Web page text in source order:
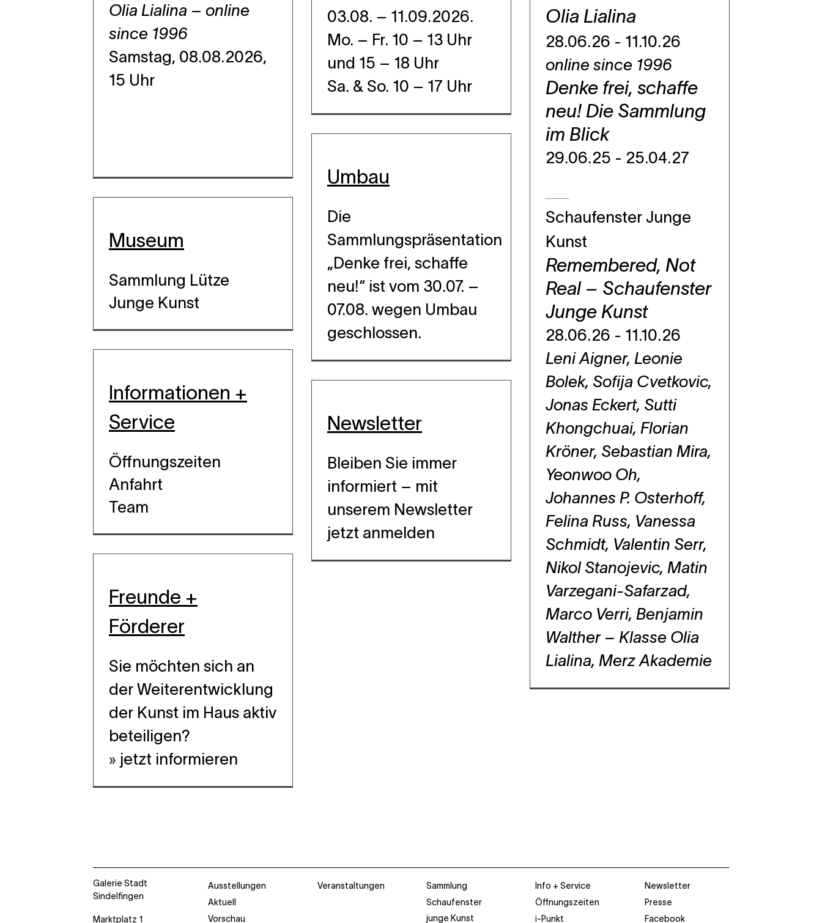
Olia Lialina – online
since 1996
Samstag, 08.08.2026,
15 Uhr
03.08. – 11.09.2026.
Mo. – Fr. 10 – 13 Uhr
und 15 – 18 Uhr
Sa. & So. 10 – 17 Uhr
Olia Lialina
28.06.26 - 11.10.26
online since 1996
Denke frei, schaffe
neu! Die Sammlung
im Blick
29.06.25 - 25.04.27
Schaufenster Junge
Kunst
Remembered, Not
Real – Schaufenster
Junge Kunst
28.06.26 - 11.10.26
Leni Aigner, Leonie
Bolek, Sofija Cvetkovic,
Jonas Eckert, Sutti
Khongchuai, Florian
Kröner, Sebastian Mira,
Yeonwoo Oh,
Johannes P. Osterhoff,
Felina Russ, Vanessa
Schmidt, Valentin Serr,
Nikol Stanojevic, Matin
Varzegani-Safarzad,
Marco Verri, Benjamin
Walther – Klasse Olia
Lialina, Merz Akademie
Umbau
Die
Sammlungspräsentation
„Denke frei, schaffe
neu!“ ist vom 30.07. –
07.08. wegen Umbau
geschlossen.
Museum
Ebene 4 Platzhalter
Ebene 5 Platzhalter
Sammlung Lütze
Junge Kunst
Informationen +
Service
Ebene 4 Platzhalter
Ebene 5 Platzhalter
Öffnungszeiten
Anfahrt
Team
Newsletter
Bleiben Sie immer
informiert – mit
unserem Newsletter
jetzt anmelden
Freunde +
Förderer
Sie möchten sich an
der Weiterentwicklung
der Kunst im Haus aktiv
beteiligen?
jetzt informieren
Galerie Stadt
Sindelfingen
Marktplatz 1
Ausstellungen
Aktuell
Vorschau
Veranstaltungen
Sammlung
Schaufenster
junge Kunst
Info + Service
Öffnungszeiten
i-Punkt
Newsletter
Presse
Facebook